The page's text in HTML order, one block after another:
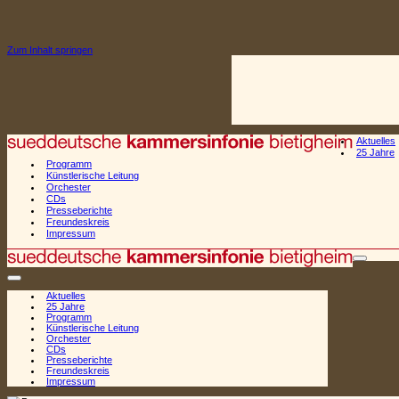
Zum Inhalt springen
Aktuelles
25 Jahre
Programm
Künstlerische Leitung
Orchester
CDs
Presseberichte
Freundeskreis
Impressum
Navigationsmenü
Aktuelles
25 Jahre
Programm
Künstlerische Leitung
Orchester
CDs
Presseberichte
Freundeskreis
Impressum